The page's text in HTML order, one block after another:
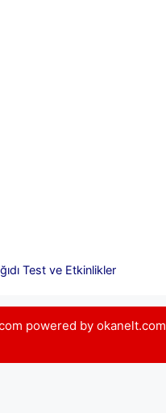
Test ve Etkinlikler
powered by okanelt.com